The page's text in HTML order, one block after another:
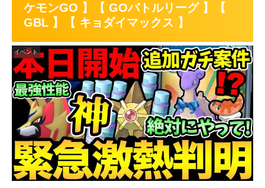
ケモンGO 】【 GOバトルリーグ 】【
GBL 】【 キョダイマックス 】
イベント